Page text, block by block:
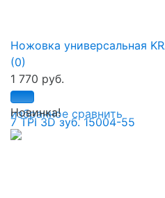
избранное сравнить
Ножовка универсальная
(0)
1 770 руб.
Новинка!